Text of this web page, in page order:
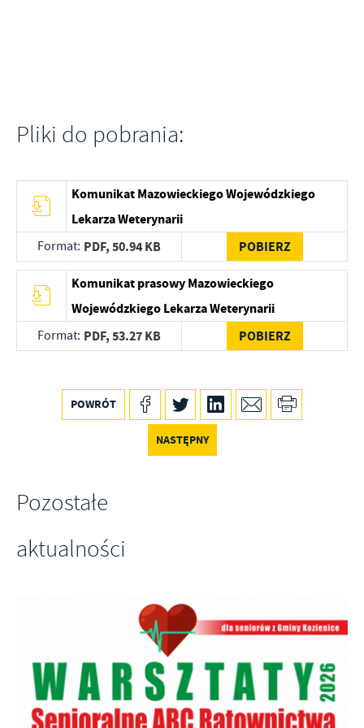
Pliki do pobrania:
Komunikat Mazowieckiego Wojewódzkiego
Lekarza Weterynarii
Format: PDF,50.94 KB POBIERZ
Komunikat prasowy Mazowieckiego
Wojewódzkiego Lekarza Weterynarii
Format: PDF,53.27 KB POBIERZ
POWRÓT
NASTĘPNY
Pozostałe
aktualności